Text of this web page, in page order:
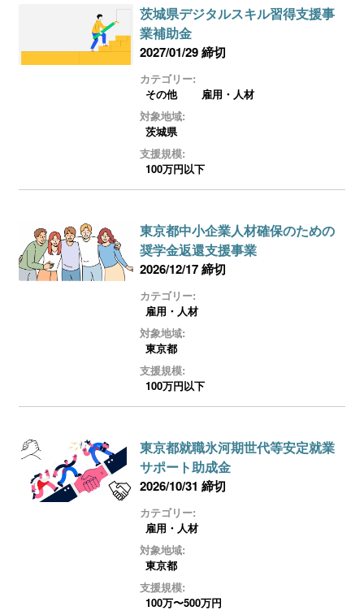
茨城県デジタルスキル習得支援事
業補助金
2027/01/29 締切
カテゴリー:
その他
雇用・人材
対象地域:
茨城県
支援規模:
100万円以下
東京都中小企業人材確保のための
奨学金返還支援事業
2026/12/17 締切
カテゴリー:
雇用・人材
対象地域:
東京都
支援規模:
100万円以下
東京都就職氷河期世代等安定就業
サポート助成金
2026/10/31 締切
カテゴリー:
雇用・人材
対象地域:
東京都
支援規模:
100万〜500万円